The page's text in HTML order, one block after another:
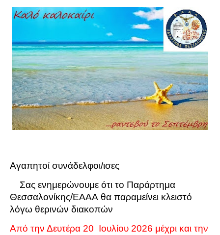
Αγαπητοί συνάδελφοι/ισες
Σας ενημερώνουμε ότι το Παράρτημα
Θεσσαλονίκης/EAAA θα παραμείνει κλειστό
λόγω θερινών διακοπών
Από την Δευτέρα 20 Iουλίου 2026 μέχρι και την